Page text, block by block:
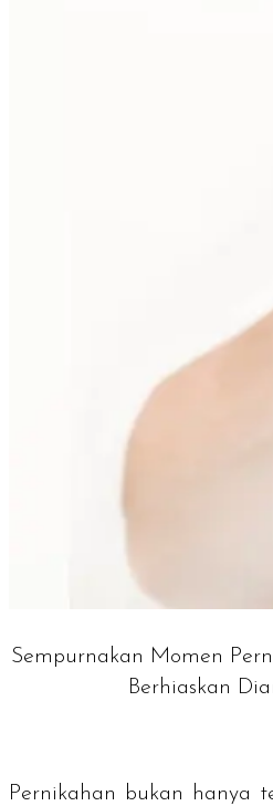
Sempurnakan Momen
Berhiaskan
Pernikahan bukan hanya